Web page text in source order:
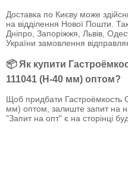
Доставка по Києву може
на відділення Нової Пошти.
Дніпро, Запоріжжя, Львів,
України замовлення
📦 Як купити
111041 (Н-40 мм) оптом?
Щоб придбати Гастроёмкость
мм) оптом, залиште запит на
"Запит на опт" є на сторінці